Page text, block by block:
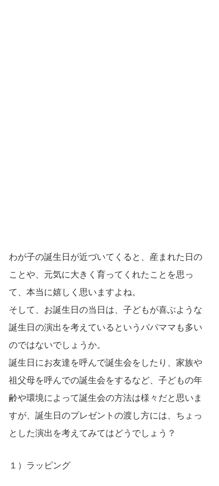
わが子の誕生日が近づいてくると、産まれた日の
ことや、元気に大きく育ってくれたことを思っ
て、本当に嬉しく思いますよね。
そして、お誕生日の当日は、子どもが喜ぶような
誕生日の演出を考えているというパパママも多い
のではないでしょうか。
誕生日にお友達を呼んで誕生会をしたり、家族や
祖父母を呼んでの誕生会をするなど、子どもの年
齢や環境によって誕生会の方法は様々だと思いま
すが、誕生日のプレゼントの渡し方には、ちょっ
とした演出を考えてみてはどうでしょう？
１）ラッピング